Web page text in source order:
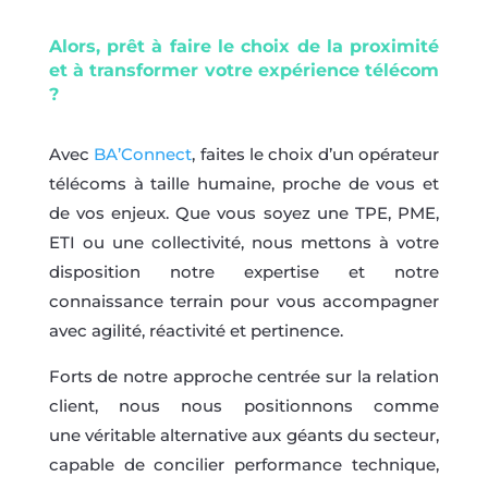
Alors, prêt à faire le choix de la proximité
et à transformer votre expérience télécom
?
Avec BA’Connect, faites le choix d’un opérateur
télécoms à taille humaine, proche de vous et
de vos enjeux. Que vous soyez une TPE, PME,
ETI ou une collectivité, nous mettons à votre
disposition notre expertise et notre
connaissance terrain pour vous accompagner
avec agilité, réactivité et pertinence.
Forts de notre approche centrée sur la relation
client, nous nous positionnons comme
une véritable alternative aux géants du secteur,
capable de concilier performance technique,